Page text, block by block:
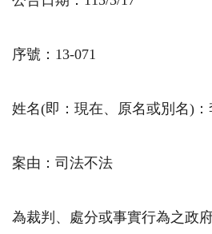
序號：13-071
姓名(即：現在、原名或別名)：
案由：司法不法
為裁判、處分或事實行為之政